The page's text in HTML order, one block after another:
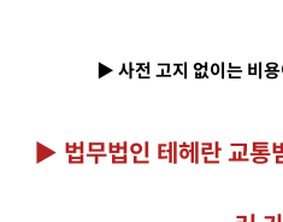
▶ 사전 고지 없이는 비
▶ 법무법인 테헤란 교통